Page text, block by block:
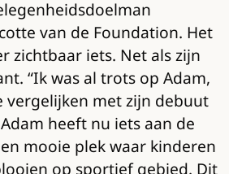
van de Foundation. Het
zichtbaar iets. Net als zijn
“Ik was al trots op Adam,
vergelijken met zijn debuut
heeft nu iets aan de
mooie plek waar kinderen
op sportief gebied. Dit